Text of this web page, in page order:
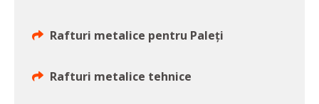
Rafturi metalice pentru Paleți
Rafturi metalice tehnice